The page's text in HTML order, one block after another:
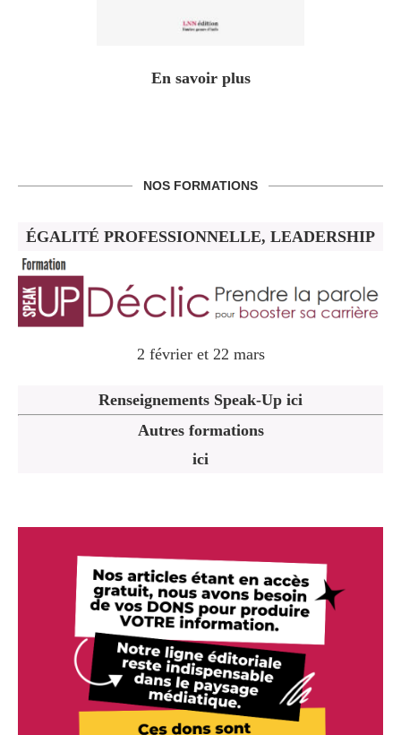
En savoir plus
NOS FORMATIONS
ÉGALITÉ PROFESSIONNELLE, LEADERSHIP
2 février et 22 mars
Renseignements Speak-Up ici
Autres formations
ici